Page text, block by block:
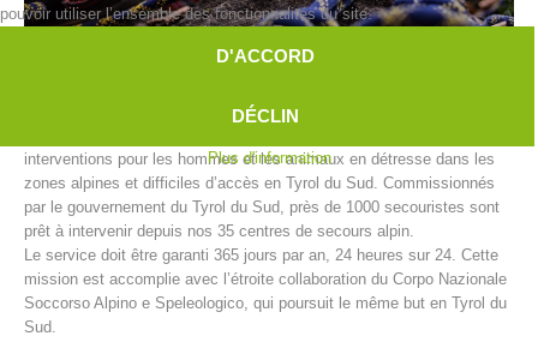
Histoire de l'association
interventions pour les hommes et les animaux en détresse dans les
zones alpines et difficiles d’accès en Tyrol du Sud. Commissionnés
par le gouvernement du Tyrol du Sud, près de 1000 secouristes sont
prêt à intervenir depuis nos 35 centres de secours alpin.
Le service doit être garanti 365 jours par an, 24 heures sur 24. Cette
mission est accomplie avec l’étroite collaboration du Corpo Nazionale
Soccorso Alpino e Speleologico, qui poursuit le même but en Tyrol du
Sud.
pouvoir utiliser l’ensemble des fonctionnalités du site.
D'ACCORD
DÉCLIN
Plus d'information